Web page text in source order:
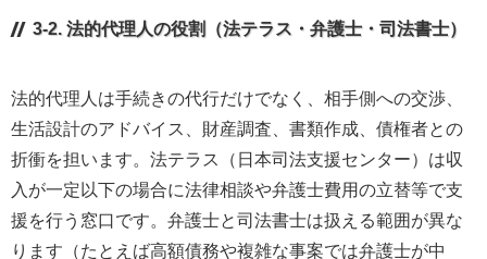
3-2. 法的代理人の役割（法テラス・弁護士・司法書士）
法的代理人は手続きの代行だけでなく、相手側への交渉、
生活設計のアドバイス、財産調査、書類作成、債権者との
折衝を担います。法テラス（日本司法支援センター）は収
入が一定以下の場合に法律相談や弁護士費用の立替等で支
援を行う窓口です。弁護士と司法書士は扱える範囲が異な
ります（たとえば高額債務や複雑な事案では弁護士が中